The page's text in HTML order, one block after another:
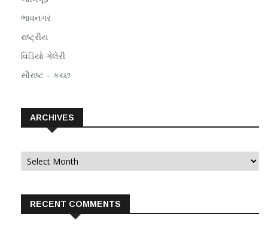
ભાવનગર
રાષ્ટ્રીય
વિડિયો ગેલેરી
સૌરાષ્ટ – કચ્છ
ARCHIVES
Archives
RECENT COMMENTS